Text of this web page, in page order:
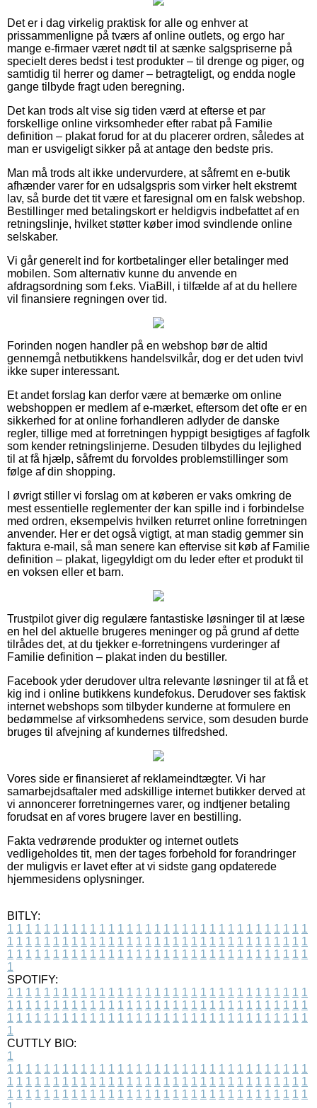
Det er i dag virkelig praktisk for alle og enhver at
prissammenligne på tværs af online outlets, og ergo har
mange e-firmaer været nødt til at sænke salgspriserne på
specielt deres bedst i test produkter – til drenge og piger, og
samtidig til herrer og damer – betragteligt, og endda nogle
gange tilbyde fragt uden beregning.
Det kan trods alt vise sig tiden værd at efterse et par
forskellige online virksomheder efter rabat på Familie
definition – plakat forud for at du placerer ordren, således at
man er usvigeligt sikker på at antage den bedste pris.
Man må trods alt ikke undervurdere, at såfremt en e-butik
afhænder varer for en udsalgspris som virker helt ekstremt
lav, så burde det tit være et faresignal om en falsk webshop.
Bestillinger med betalingskort er heldigvis indbefattet af en
retningslinje, hvilket støtter køber imod svindlende online
selskaber.
Vi går generelt ind for kortbetalinger eller betalinger med
mobilen. Som alternativ kunne du anvende en
afdragsordning som f.eks. ViaBill, i tilfælde af at du hellere
vil finansiere regningen over tid.
Forinden nogen handler på en webshop bør de altid
gennemgå netbutikkens handelsvilkår, dog er det uden tvivl
ikke super interessant.
Et andet forslag kan derfor være at bemærke om online
webshoppen er medlem af e-mærket, eftersom det ofte er en
sikkerhed for at online forhandleren adlyder de danske
regler, tillige med at forretningen hyppigt besigtiges af fagfolk
som kender retningslinjerne. Desuden tilbydes du lejlighed
til at få hjælp, såfremt du forvoldes problemstillinger som
følge af din shopping.
I øvrigt stiller vi forslag om at køberen er vaks omkring de
mest essentielle reglementer der kan spille ind i forbindelse
med ordren, eksempelvis hvilken returret online forretningen
anvender. Her er det også vigtigt, at man stadig gemmer sin
faktura e-mail, så man senere kan eftervise sit køb af Familie
definition – plakat, ligegyldigt om du leder efter et produkt til
en voksen eller et barn.
Trustpilot giver dig regulære fantastiske løsninger til at læse
en hel del aktuelle brugeres meninger og på grund af dette
tilrådes det, at du tjekker e-forretningens vurderinger af
Familie definition – plakat inden du bestiller.
Facebook yder derudover ultra relevante løsninger til at få et
kig ind i online butikkens kundefokus. Derudover ses faktisk
internet webshops som tilbyder kunderne at formulere en
bedømmelse af virksomhedens service, som desuden burde
bruges til afvejning af kundernes tilfredshed.
Vores side er finansieret af reklameindtægter. Vi har
samarbejdsaftaler med adskillige internet butikker derved at
vi annoncerer forretningernes varer, og indtjener betaling
forudsat en af vores brugere laver en bestilling.
Fakta vedrørende produkter og internet outlets
vedligeholdes tit, men der tages forbehold for forandringer
der muligvis er lavet efter at vi sidste gang opdaterede
hjemmesidens oplysninger.
BITLY:
1 1 1 1 1 1 1 1 1 1 1 1 1 1 1 1 1 1 1 1 1 1 1 1 1 1 1 1 1 1 1 1 1
1 1 1 1 1 1 1 1 1 1 1 1 1 1 1 1 1 1 1 1 1 1 1 1 1 1 1 1 1 1 1 1 1
1 1 1 1 1 1 1 1 1 1 1 1 1 1 1 1 1 1 1 1 1 1 1 1 1 1 1 1 1 1 1 1 1
1
SPOTIFY:
1 1 1 1 1 1 1 1 1 1 1 1 1 1 1 1 1 1 1 1 1 1 1 1 1 1 1 1 1 1 1 1 1
1 1 1 1 1 1 1 1 1 1 1 1 1 1 1 1 1 1 1 1 1 1 1 1 1 1 1 1 1 1 1 1 1
1 1 1 1 1 1 1 1 1 1 1 1 1 1 1 1 1 1 1 1 1 1 1 1 1 1 1 1 1 1 1 1 1
1
CUTTLY BIO:
1
1 1 1 1 1 1 1 1 1 1 1 1 1 1 1 1 1 1 1 1 1 1 1 1 1 1 1 1 1 1 1 1 1
1 1 1 1 1 1 1 1 1 1 1 1 1 1 1 1 1 1 1 1 1 1 1 1 1 1 1 1 1 1 1 1 1
1 1 1 1 1 1 1 1 1 1 1 1 1 1 1 1 1 1 1 1 1 1 1 1 1 1 1 1 1 1 1 1 1